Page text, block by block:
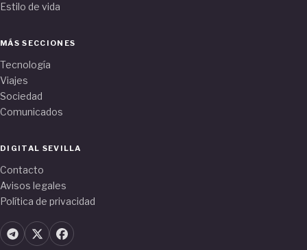
Estilo de vida
MÁS SECCIONES
Tecnología
Viajes
Sociedad
Comunicados
DIGITAL SEVILLA
Contacto
Avisos legales
Política de privacidad